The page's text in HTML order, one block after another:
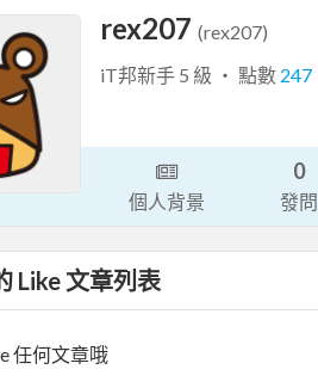
rex207 (rex207)
iT邦新手 5 級 ‧ 點數 247
個人背景
0
發問
Like 文章列表
任何文章哦